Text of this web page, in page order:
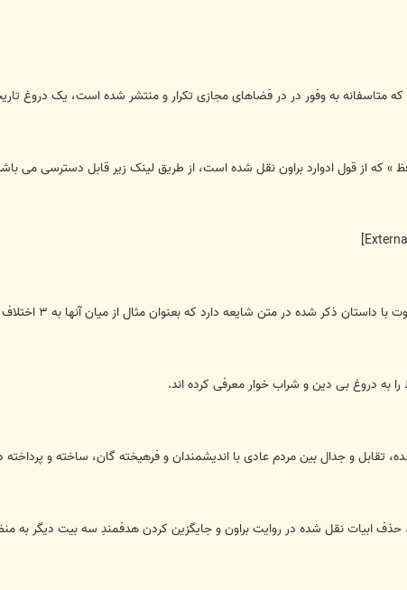
ذکر شده در متن شایعه دارد که بعنوان مثال از میان آنها به ۳ اختلاف اشاره میکنیم:
به دروغ بی دین و شراب خوار معرفی کرده اند.
تقابل و جدال بین مردم عادی با اندیشمندان و فرهیخته گان، ساخته و
حذف ابیات نقل شده در روایت براون و جایگزین کردن هدفمندِ سه بیت دیگر